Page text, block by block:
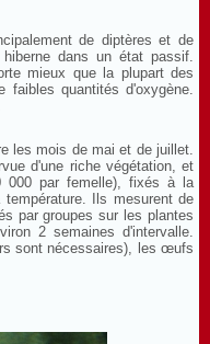
de diptères et de
hiberne dans un état passif.
mieux que la plupart des
faibles quantités d'oxygène.
les mois de mai et de juillet.
d'une riche végétation, et
000 par femelle), fixés à la
Ils mesurent de
par groupes sur les plantes
2 semaines d'intervalle.
sont nécessaires), les œufs